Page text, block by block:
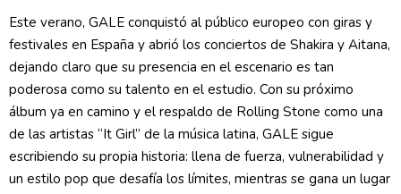
Este verano, GALE conquistó al público europeo con giras y
festivales en España y abrió los conciertos de Shakira y Aitana,
dejando claro que su presencia en el escenario es tan
poderosa como su talento en el estudio. Con su próximo
álbum ya en camino y el respaldo de Rolling Stone como una
de las artistas “It Girl” de la música latina, GALE sigue
escribiendo su propia historia: llena de fuerza, vulnerabilidad y
un estilo pop que desafía los límites, mientras se gana un lugar